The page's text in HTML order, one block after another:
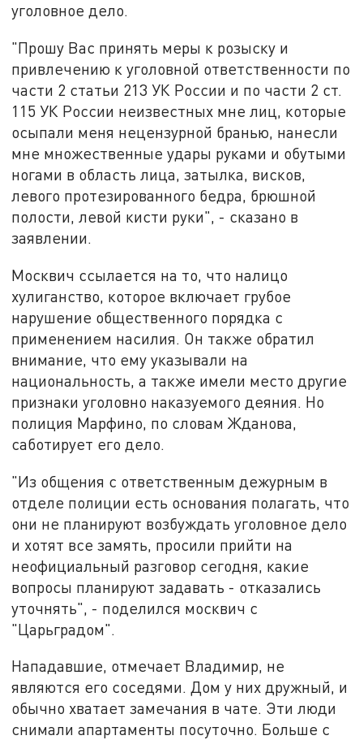
уголовное дело.
"Прошу Вас принять меры к розыску и
привлечению к уголовной ответственности по
части 2 статьи 213 УК России и по части 2 ст.
115 УК России неизвестных мне лиц, которые
осыпали меня нецензурной бранью, нанесли
мне множественные удары руками и обутыми
ногами в область лица, затылка, висков,
левого протезированного бедра, брюшной
полости, левой кисти руки", - сказано в
заявлении.
Москвич ссылается на то, что налицо
хулиганство, которое включает грубое
нарушение общественного порядка с
применением насилия. Он также обратил
внимание, что ему указывали на
национальность, а также имели место другие
признаки уголовно наказуемого деяния. Но
полиция Марфино, по словам Жданова,
саботирует его дело.
"Из общения с ответственным дежурным в
отделе полиции есть основания полагать, что
они не планируют возбуждать уголовное дело
и хотят все замять, просили прийти на
неофициальный разговор сегодня, какие
вопросы планируют задавать - отказались
уточнять", - поделился москвич с
"Царьградом".
Нападавшие, отмечает Владимир, не
являются его соседями. Дом у них дружный, и
обычно хватает замечания в чате. Эти люди
снималиапартаменты посуточно. Больше с